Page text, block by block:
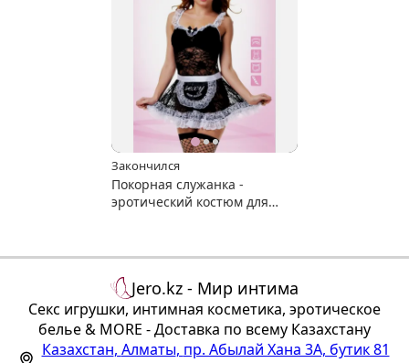
Закончился
Покорная служанка -
эротический костюм для
Jero.kz - Мир интима
Секс игрушки, интимная косметика, эротическое
белье & MORE - Доставка по всему Казахстану
Казахстан, Алматы, пр. Абылай Хана 3А, бутик 81